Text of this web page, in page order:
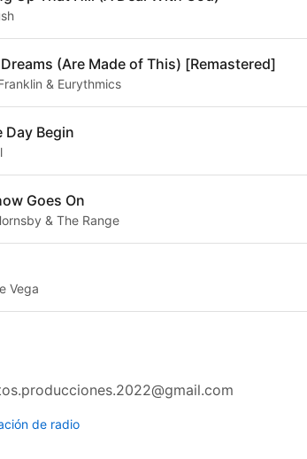
(Are Made of This) [Remastered]
& Eurythmics
Day Begin
Goes On
& The Range
Vega
de radio